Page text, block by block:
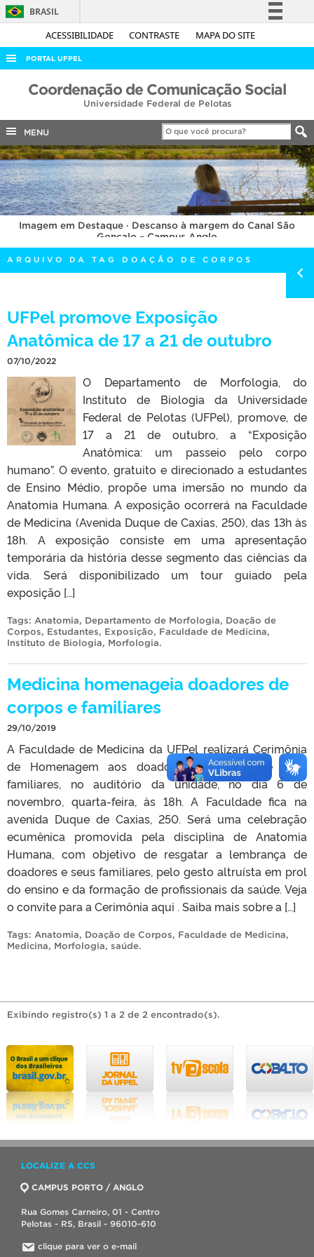
ACESSIBILIDADE CONTRASTE MAPA DO SITE
BRASIL
Simplifique!
Acesso à informação
Legislação
Canais
PORTAL UFPEL
ACESSO À INFORMAÇÃO
COBALTO
CONCURSOS
EDITAIS
INTERNACIONAL
OUVIDORIA
PORTARIAS
TELEFONES
Coordenação de Comunicação Social
Universidade Federal de Pelotas
MENU
Imagem em Destaque · Descanso à margem do Canal São
Gonçalo – Campus Anglo
ARQUIVO DA TAG DOAÇÃO DE CORPOS
UFPel promove Exposição
Anatômica de 17 a 21 de outubro
07/10/2022
O Departamento de Morfologia, do
Instituto de Biologia da Universidade
Federal de Pelotas (UFPel), promove, de
17 a 21 de outubro, a “Exposição
Anatômica: um passeio pelo corpo
humano”. O evento, gratuito e direcionado a estudantes
de Ensino Médio, propõe uma imersão no mundo da
Anatomia Humana. A exposição ocorrerá na Faculdade
de Medicina (Avenida Duque de Caxias, 250), das 13h às
18h. A exposição consiste em uma apresentação
temporária da história desse segmento das ciências da
vida. Será disponibilizado um tour guiado pela
exposição […]
Tags: Anatomia, Departamento de Morfologia, Doação de
Corpos, Estudantes, Exposição, Faculdade de Medicina,
Instituto de Biologia, Morfologia.
Medicina homenageia doadores de
corpos e familiares
29/10/2019
A Faculdade de Medicina da UFPel realizará Cerimônia
de Homenagem aos doadores de corpos e seus
familiares, no auditório da unidade, no dia 6 de
novembro, quarta-feira, às 18h. A Faculdade fica na
avenida Duque de Caxias, 250. Será uma celebração
ecumênica promovida pela disciplina de Anatomia
Humana, com objetivo de resgatar a lembrança de
doadores e seus familiares, pelo gesto altruísta em prol
do ensino e da formação de profissionais da saúde. Veja
o convite para a Cerimônia aqui . Saiba mais sobre a […]
Tags: Anatomia, Doação de Corpos, Faculdade de Medicina,
Medicina, Morfologia, saúde.
Exibindo registro(s) 1 a 2 de 2 encontrado(s).
LOCALIZE A CCS
CAMPUS PORTO / ANGLO
Rua Gomes Carneiro, 01 - Centro
Pelotas - RS, Brasil - 96010-610
clique para ver o e-mail